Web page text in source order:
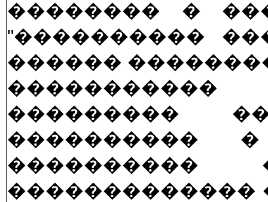
�������� �
"����������
������
�����������
���������
����������
�������������